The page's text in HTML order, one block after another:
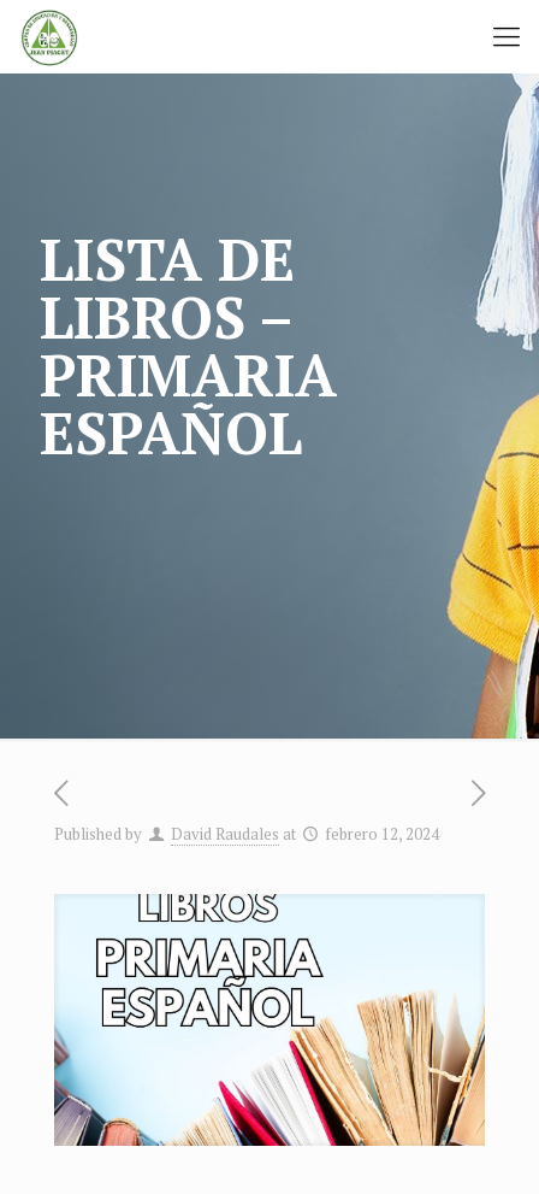
LISTA DE
LIBROS –
PRIMARIA
ESPAÑOL
Published by David Raudales at febrero 12, 2024